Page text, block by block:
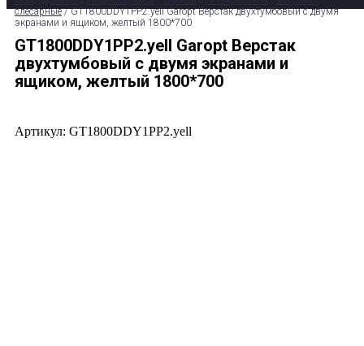
слесарные/ GT1800DDY1PP2.yell Garopt Верстак двухтумбовый с двумя
экранами и ящиком, желтый 1800*700
GT1800DDY1PP2.yell Garopt Верстак
двухтумбовый с двумя экранами и
ящиком, желтый 1800*700
Артикул: GT1800DDY1PP2.yell